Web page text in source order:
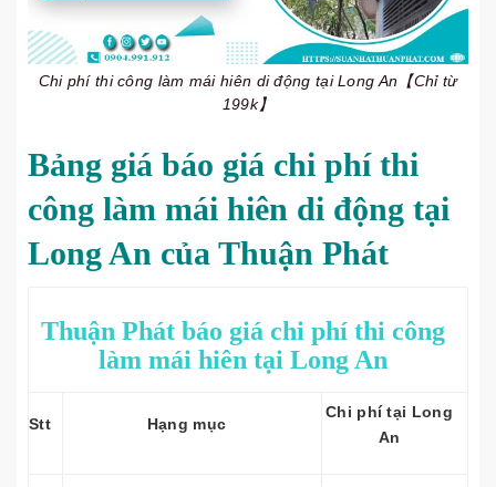
Chi phí thi công làm mái hiên di động tại Long An【Chỉ từ
199k】
Bảng giá báo giá chi phí thi
công làm mái hiên di động tại
Long An của Thuận Phát
Thuận Phát báo giá chi phí thi công
làm mái hiên tại Long An
Stt Hạng mục
Chi phí tại Long
An